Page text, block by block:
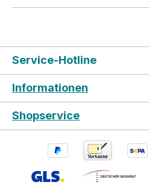
Service-Hotline
Informationen
Shopservice